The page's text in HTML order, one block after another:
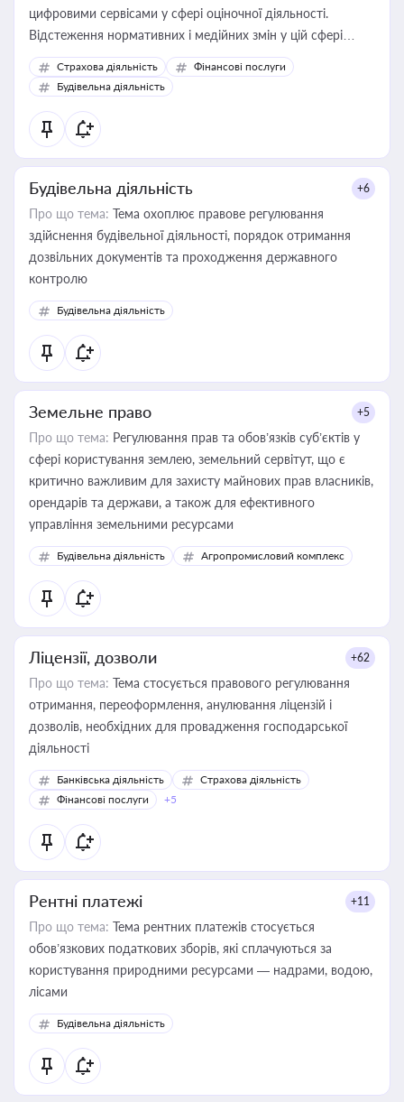
цифровими сервісами у сфері оціночної діяльності.
Відстеження нормативних і медійних змін у цій сфері
корисне для власника бізнесу, керівника, юриста або
бухгалтера під час оподаткування, приватизації, оренди
державного майна, корпоративних угод і перевірки
статусу суб'єктів оціночної діяльності
Страхова діяльність
Фінансові послуги
Будівельна діяльність
Будівельна діяльність +6
Про що тема: Тема охоплює правове регулювання
здійснення будівельної діяльності, порядок отримання
дозвільних документів та проходження державного
контролю
Будівельна діяльність
Земельне право +5
Про що тема: Регулювання прав та обов’язків суб’єктів у
сфері користування землею, земельний сервітут, що є
критично важливим для захисту майнових прав власників,
орендарів та держави, а також для ефективного
управління земельними ресурсами
Будівельна діяльність Агропромисловий комплекс
Ліцензії, дозволи +62
Про що тема: Тема стосується правового регулювання
отримання, переоформлення, анулювання ліцензій і
дозволів, необхідних для провадження господарської
діяльності
Банківська діяльність
Страхова діяльність
Фінансові послуги
+5
Рентні платежі +11
Про що тема: Тема рентних платежів стосується
обов’язкових податкових зборів, які сплачуються за
користування природними ресурсами — надрами, водою,
лісами
Будівельна діяльність